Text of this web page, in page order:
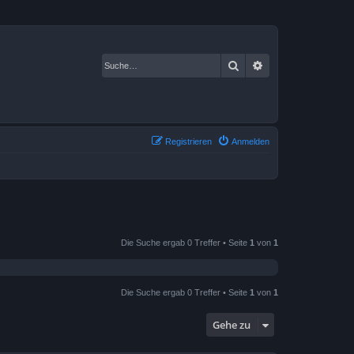
Suche
Anmelden
Registrieren
Die Suche ergab 0 Treffer • Seite 1 von 1
Die Suche ergab 0 Treffer • Seite 1 von 1
Gehe zu